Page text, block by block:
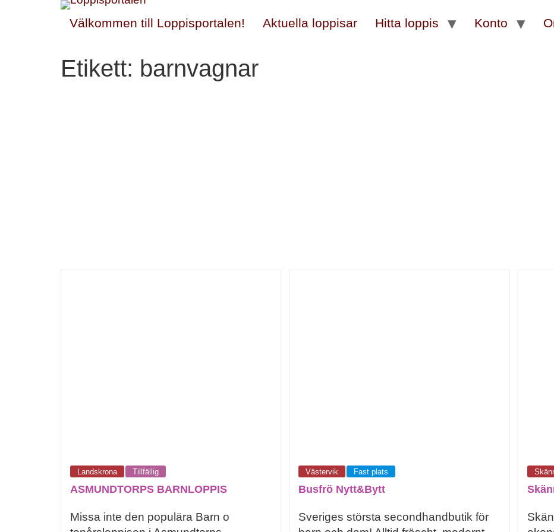
Välkommen till Loppisportalen! Aktuella loppisar Hitta loppis Konto
Etikett: barnvagnar
Landskrona Tillfällig
ASMUNDTORPS BARNLOPPIS
Missa inte den populära Barn o
Västervik Fast plats
Busfrö Nytt&Bytt
Sveriges största secondhandbutik för